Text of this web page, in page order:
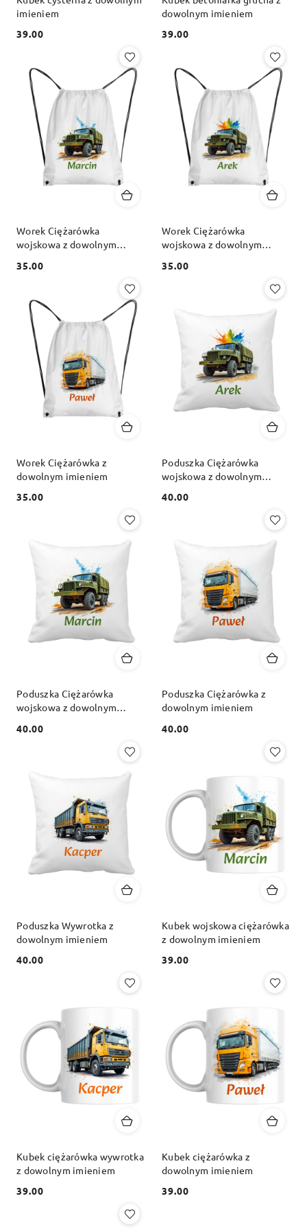
imieniem
Cena:
39.00
dowolnym imieniem
Cena:
39.00
Worek Ciężarówka
wojskowa z dowolnym
Cena:
35.00
Worek Ciężarówka
wojskowa z dowolnym
Cena:
35.00
Worek Ciężarówka z
dowolnym imieniem
Cena:
35.00
Poduszka Ciężarówka
wojskowa z dowolnym
Cena:
40.00
Poduszka Ciężarówka
wojskowa z dowolnym
Cena:
40.00
Poduszka Ciężarówka z
dowolnym imieniem
Cena:
40.00
Poduszka Wywrotka z
dowolnym imieniem
Cena:
40.00
Kubek wojskowa ciężarówka
z dowolnym imieniem
Cena:
39.00
Kubek ciężarówka wywrotka
z dowolnym imieniem
Cena:
39.00
Kubek ciężarówka z
dowolnym imieniem
Cena:
39.00